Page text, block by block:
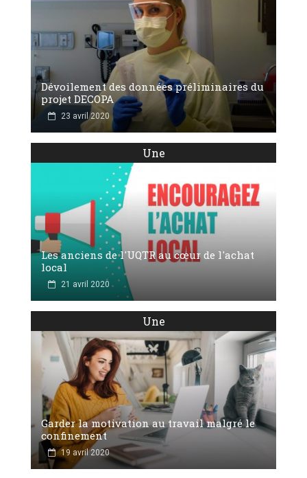
Dévoilement des données préliminaires du
projet DECOPA
23 avril 2020
Une
Les anciens de l'UQTR au cœur de l'achat
local
21 avril 2020
Une
Garder la motivation au travail malgré le
confinement
19 avril 2020